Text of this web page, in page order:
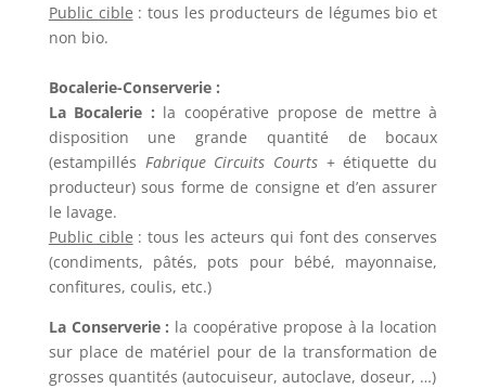
Public cible : tous les producteurs de légumes bio et
non bio.
Bocalerie-Conserverie :
La Bocalerie : la coopérative propose de mettre à
disposition une grande quantité de bocaux
(estampillés Fabrique Circuits Courts + étiquette du
producteur) sous forme de consigne et d’en assurer
le lavage.
Public cible : tous les acteurs qui font des conserves
(condiments, pâtés, pots pour bébé, mayonnaise,
confitures, coulis, etc.)
La Conserverie : la coopérative propose à la location
sur place de matériel pour de la transformation de
grosses quantités (autocuiseur, autoclave, doseur, …)